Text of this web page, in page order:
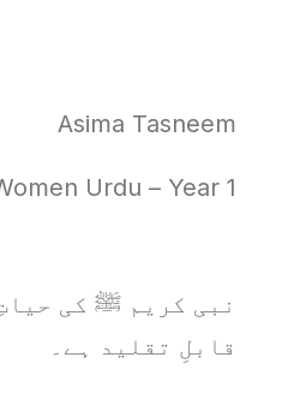
Asima Tasneem
Urdu – Year 1
نبی کریم ﷺ کی
قابلِ تقلید ہے۔